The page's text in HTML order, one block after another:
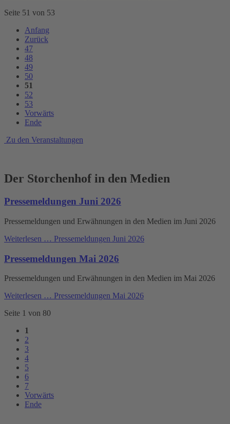
Seite 51 von 53
Anfang
Zurück
47
48
49
50
51
52
53
Vorwärts
Ende
Zu den Veranstaltungen
Der Storchenhof in den Medien
Pressemeldungen Juni 2026
Pressemeldungen und Erwähnungen in den Medien im Juni 2026
Weiterlesen … Pressemeldungen Juni 2026
Pressemeldungen Mai 2026
Pressemeldungen und Erwähnungen in den Medien im Mai 2026
Weiterlesen … Pressemeldungen Mai 2026
Seite 1 von 80
1
2
3
4
5
6
7
Vorwärts
Ende